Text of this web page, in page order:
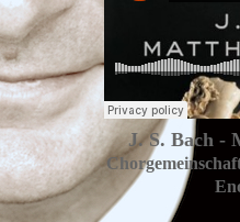
J. S. Bach -